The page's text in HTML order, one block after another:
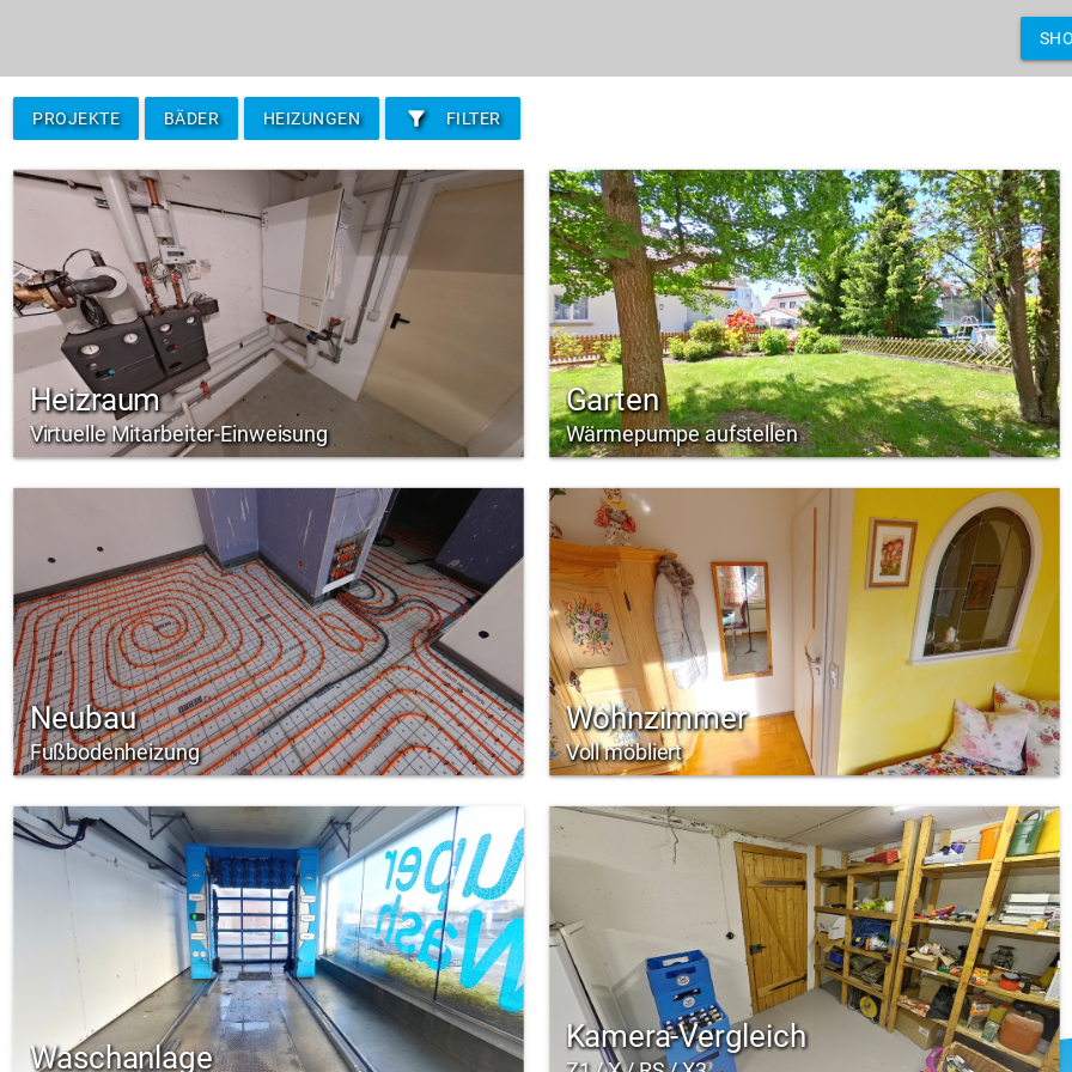
PROJEKTE BÄDER HEIZUNGEN filter_alt FILTER
Heizraum
Virtuelle Mitarbeiter-Einweisung
Garten
Wärmepumpe aufstellen
Neubau
Fußbodenheizung
Wohnzimmer
Voll möbliert
Waschanlage
Kamera-Vergleich